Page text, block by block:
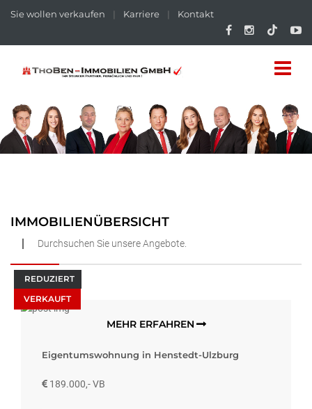
Sie wollen verkaufen | Karriere | Kontakt
IMMOBILIENÜBERSICHT
Durchsuchen Sie unsere Angebote.
VERKAUFT
REDUZIERT
MEHR ERFAHREN
Eigentumswohnung in Henstedt-Ulzburg
189.000,- VB